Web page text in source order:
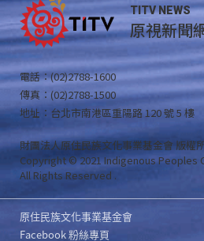
TITV NEWS
原視新聞
電話：(02)2788-1600
傳真：(02)2788-1500
地址：台北市南港區重陽路 120 號 5 樓
財團法人原住民族文化事業基金會 版權
Copyright © 2021 Indigenous Peoples
All Rights Reserved .
原住民族文化事業基金會
Facebook 粉絲專頁